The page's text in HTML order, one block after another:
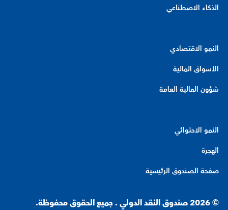
الذكاء الاصطناعي
النمو الاقتصادي
الأسواق المالية
شؤون المالية العامة
النمو الاحتوائي
الهجرة
صفحة الصندوق الرئيسية
© 2026 صندوق النقد الدولي . جميع الحقوق محفوظة.